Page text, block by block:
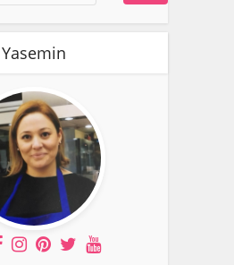
Yasemin